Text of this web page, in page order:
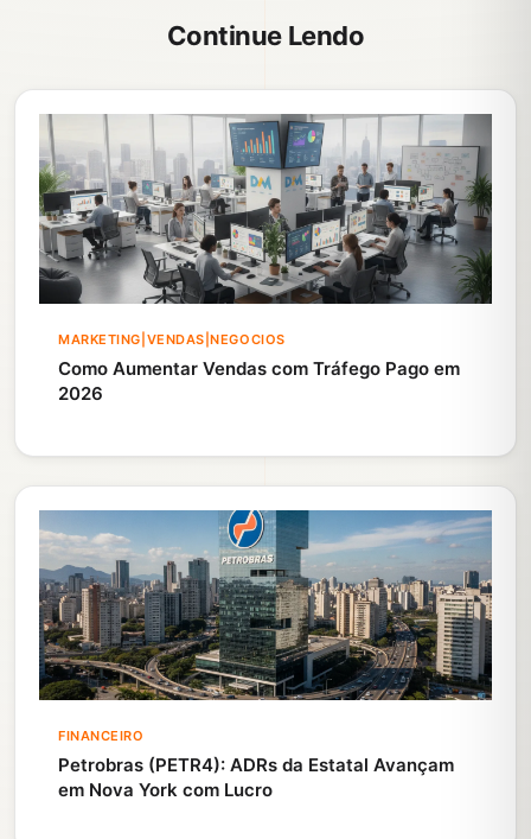
Continue Lendo
MARKETING|VENDAS|NEGOCIOS
Como Aumentar Vendas com Tráfego Pago em
2026
FINANCEIRO
Petrobras (PETR4): ADRs da Estatal Avançam
em Nova York com Lucro